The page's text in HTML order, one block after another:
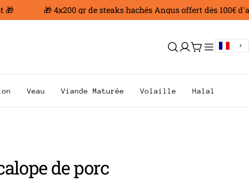
🎁 4x200 gr de steaks hachés Angus offert dès 100€
Se
Chariot
Veau Viande Maturée Volaille Halal
de porc